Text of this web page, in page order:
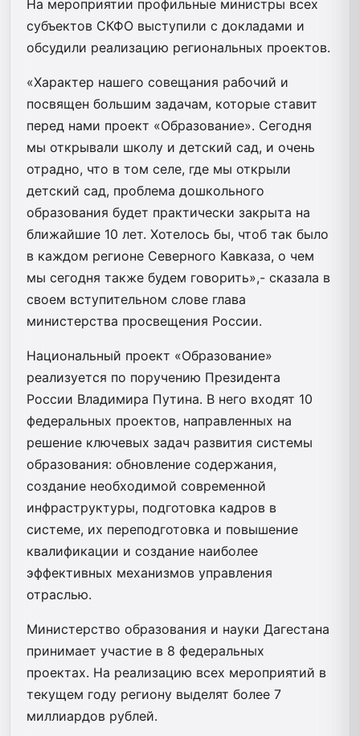
На мероприятии профильные министры всех
субъектов СКФО выступили с докладами и
обсудили реализацию региональных проектов.
«Характер нашего совещания рабочий и
посвящен большим задачам, которые ставит
перед нами проект «Образование». Сегодня
мы открывали школу и детский сад, и очень
отрадно, что в том селе, где мы открыли
детский сад, проблема дошкольного
образования будет практически закрыта на
ближайшие 10 лет. Хотелось бы, чтоб так было
в каждом регионе Северного Кавказа, о чем
мы сегодня также будем говорить»,- сказала в
своем вступительном слове глава
министерства просвещения России.
Национальный проект «Образование»
реализуется по поручению Президента
России Владимира Путина. В него входят 10
федеральных проектов, направленных на
решение ключевых задач развития системы
образования: обновление содержания,
создание необходимой современной
инфраструктуры, подготовка кадров в
системе, их переподготовка и повышение
квалификации и создание наиболее
эффективных механизмов управления
отраслью.
Министерство образования и науки Дагестана
принимает участие в 8 федеральных
проектах. На реализацию всех мероприятий в
текущем году региону выделят более 7
миллиардов рублей.